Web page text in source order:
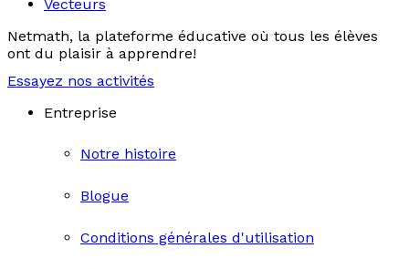
Vecteurs
Netmath, la plateforme éducative où tous les élèves
ont du plaisir à apprendre!
Essayez nos activités
Entreprise
Notre histoire
Blogue
Conditions générales d'utilisation